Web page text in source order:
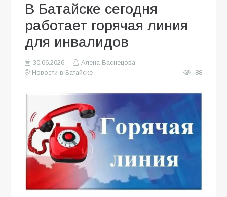
В Батайске сегодня
работает горячая линия
для инвалидов
30.06.2026
Алена Васнецова
Новости в Батайске
88